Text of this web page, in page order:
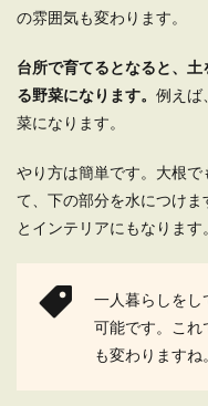
の雰囲気も変わります。
台所で育てるとなると、
る野菜になります。 例えば
菜になります。
やり方は簡単です。大根
て、下の部分を水につけ
とインテリアにもなります。
一人暮らしをし
可能です。これ
も変わりますね。